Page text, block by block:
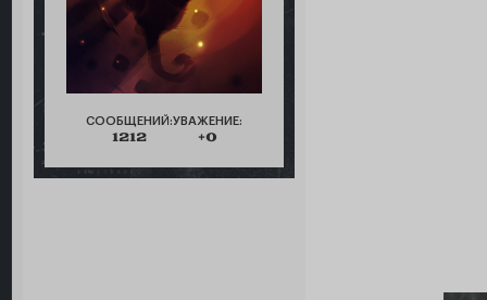
СООБЩЕНИЙ:
1212
УВАЖЕНИЕ:
+0